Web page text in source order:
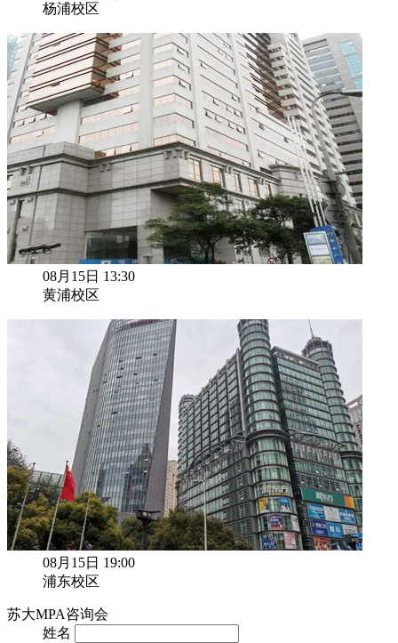
杨浦校区
08月15日 13:30
黄浦校区
08月15日 19:00
浦东校区
苏大MPA咨询会
姓名